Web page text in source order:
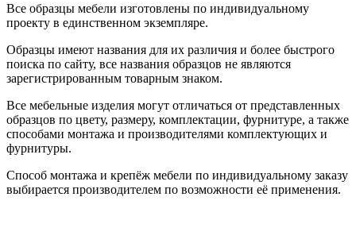
Все образцы мебели изготовлены по индивидуальному
проекту в единственном экземпляре.
Образцы имеют названия для их различия и более быстрого
поиска по сайту, все названия образцов не являются
зарегистрированным товарным знаком.
Все мебельные изделия могут отличаться от представленных
образцов по цвету, размеру, комплектации, фурнитуре, а также
способами монтажа и производителями комплектующих и
фурнитуры.
Способ монтажа и крепёж мебели по индивидуальному заказу
выбирается производителем по возможности её применения.